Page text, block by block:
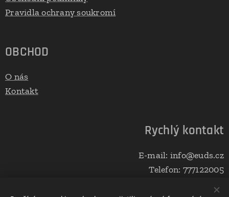
Pravidla ochrany soukromí
OBCHOD
O nás
Kontakt
Rychlý kontakt
E-mail: info@euds.cz
Telefon: 777122005